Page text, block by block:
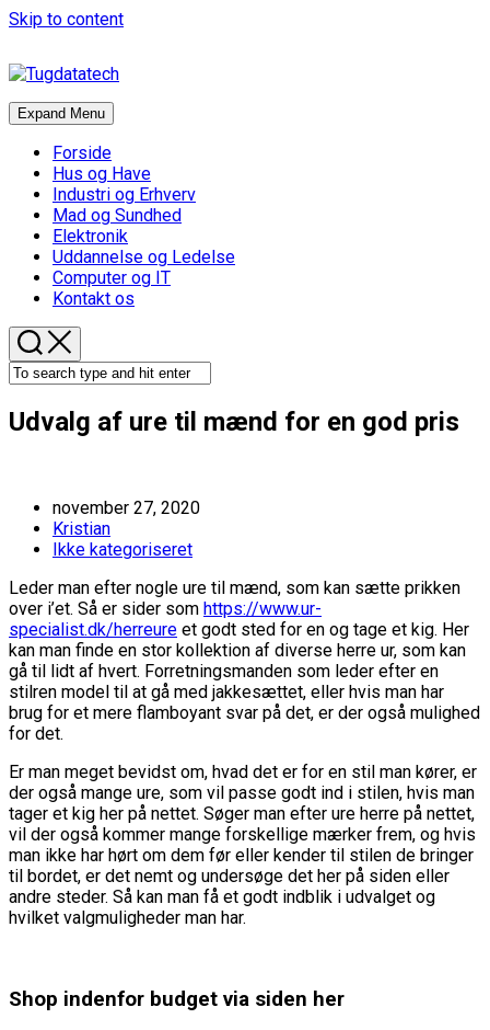
Skip to content
Expand Menu
Forside
Hus og Have
Industri og Erhverv
Mad og Sundhed
Elektronik
Uddannelse og Ledelse
Computer og IT
Kontakt os
Udvalg af ure til mænd for en god pris
november 27, 2020
Kristian
Ikke kategoriseret
Leder man efter nogle ure til mænd, som kan sætte prikken
over i’et. Så er sider som https://www.ur-
specialist.dk/herreure et godt sted for en og tage et kig. Her
kan man finde en stor kollektion af diverse herre ur, som kan
gå til lidt af hvert. Forretningsmanden som leder efter en
stilren model til at gå med jakkesættet, eller hvis man har
brug for et mere flamboyant svar på det, er der også mulighed
for det.
Er man meget bevidst om, hvad det er for en stil man kører, er
der også mange ure, som vil passe godt ind i stilen, hvis man
tager et kig her på nettet. Søger man efter ure herre på nettet,
vil der også kommer mange forskellige mærker frem, og hvis
man ikke har hørt om dem før eller kender til stilen de bringer
til bordet, er det nemt og undersøge det her på siden eller
andre steder. Så kan man få et godt indblik i udvalget og
hvilket valgmuligheder man har.
Shop indenfor budget via siden her